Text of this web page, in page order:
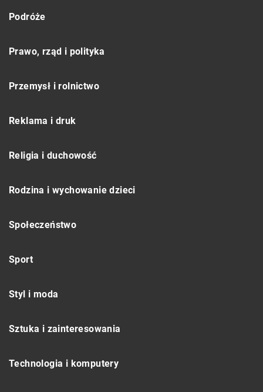
Podróże
Prawo, rząd i polityka
Przemysł i rolnictwo
Reklama i druk
Religia i duchowość
Rodzina i wychowanie dzieci
Społeczeństwo
Sport
Styl i moda
Sztuka i zainteresowania
Technologia i komputery